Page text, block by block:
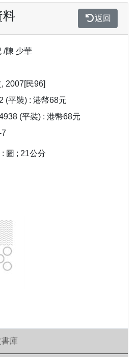
料 返回
/陳 少華
2007[民96]
(平裝) : 港幣68元
(平裝) : 港幣68元
: 圖 ; 21公分
庫